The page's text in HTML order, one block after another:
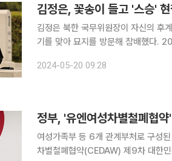
김정은, 꽃송이 들고 '스승'
김정은 북한 국무위원장이 자신의 후
기를 맞아 묘지를 방문해 참배했다. 20일 북한 노동당 기관지 노동신문은 김 위원장이 현철해 사망
당의 무장력인 우리 군대의 정신적 기
2024-05-20 09:28
정부, '유엔여성차별철폐협
여성가족부 등 6개 관계부처로 구성
차별철폐협약(CEDAW) 제9차 대한민국 국가 보